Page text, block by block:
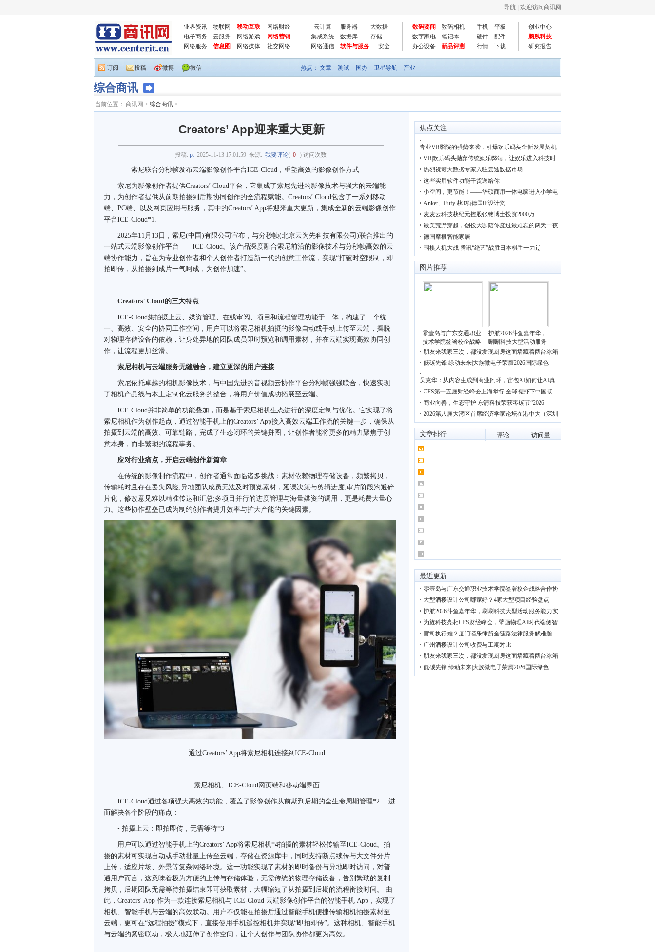
导航 | 欢迎访问商讯网
业界资讯 物联网 移动互联
网络财经
电子商务
云服务 网络游戏
网络营销
网络服务
信息图 网络媒体 社交网络
云计算 服务器
大数据
集成系统
数据库
存储
网络通信
软件与服务 安全
数码要闻 数码相机 手机
平板
数字家电
笔记本 硬件
配件
办公设备
新品评测 行情 下载
创业中心
脑残科技
研究报告
订阅 投稿 微博 微信 热点： 文章 测试 国办 卫星导航 产业
综合商讯
当前位置： 商讯网 > 综合商讯 >
Creators’ App迎来重大更新
投稿: pt 2025-11-13 17:01:59 来源: 我要评论( 0 ) 访问次数
——索尼联合分秒帧发布云端影像创作平台ICE-Cloud，重塑高效的影像创作方式
索尼为影像创作者提供Creators’ Cloud平台，它集成了索尼先进的影像技术与强大的云端能
力，为创作者提供从前期拍摄到后期协同创作的全流程赋能。Creators’ Cloud包含了一系列移动
端、PC端、以及网页应用与服务，其中的Creators’ App将迎来重大更新，集成全新的云端影像创作
平台ICE-Cloud*1.
2025年11月13日，索尼(中国)有限公司宣布，与分秒帧(北京云为先科技有限公司)联合推出的
一站式云端影像创作平台——ICE-Cloud。该产品深度融合索尼前沿的影像技术与分秒帧高效的云
端协作能力，旨在为专业创作者和个人创作者打造新一代的创意工作流，实现“打破时空限制，即
拍即传，从拍摄到成片一气呵成，为创作加速”。
Creators’ Cloud的三大特点
ICE-Cloud集拍摄上云、媒资管理、在线审阅、项目和流程管理功能于一体，构建了一个统
一、高效、安全的协同工作空间，用户可以将索尼相机拍摄的影像自动或手动上传至云端，摆脱
对物理存储设备的依赖，让身处异地的团队成员即时预览和调用素材，并在云端实现高效协同创
作，让流程更加丝滑。
索尼相机与云端服务无缝融合，建立更深的用户连接
索尼依托卓越的相机影像技术，与中国先进的音视频云协作平台分秒帧强强联合，快速实现
了相机产品线与本土定制化云服务的整合，将用户价值成功拓展至云端。
ICE-Cloud并非简单的功能叠加，而是基于索尼相机生态进行的深度定制与优化。它实现了将
索尼相机作为创作起点，通过智能手机上的Creators’ App接入高效云端工作流的关键一步，确保从
拍摄到云端的高效、可靠链路，完成了生态闭环的关键拼图，让创作者能将更多的精力聚焦于创
意本身，而非繁琐的流程事务。
应对行业痛点，开启云端创作新篇章
在传统的影像制作流程中，创作者通常面临诸多挑战：素材依赖物理存储设备，频繁拷贝，
传输耗时且存在丢失风险;异地团队成员无法及时预览素材，延误决策与剪辑进度;审片阶段沟通碎
片化，修改意见难以精准传达和汇总;多项目并行的进度管理与海量媒资的调用，更是耗费大量心
力。这些协作壁垒已成为制约创作者提升效率与扩大产能的关键因素。
通过Creators’ App将索尼相机连接到ICE-Cloud
索尼相机、ICE-Cloud网页端和移动端界面
ICE-Cloud通过各项强大高效的功能，覆盖了影像创作从前期到后期的全生命周期管理*2 ，进
而解决各个阶段的痛点：
• 拍摄上云：即拍即传，无需等待*3
用户可以通过智能手机上的Creators’ App将索尼相机*4拍摄的素材轻松传输至ICE-Cloud。拍
摄的素材可实现自动或手动批量上传至云端，存储在资源库中，同时支持断点续传与大文件分片
上传，适应片场、外景等复杂网络环境。这一功能实现了素材的即时备份与异地即时访问，对普
通用户而言，这意味着极为方便的上传与存储体验，无需传统的物理存储设备，告别繁琐的复制
拷贝，后期团队无需等待拍摄结束即可获取素材，大幅缩短了从拍摄到后期的流程衔接时间。 由
此，Creators' App 作为一款连接索尼相机与 ICE-Cloud 云端影像创作平台的智能手机 App，实现了
相机、智能手机与云端的高效联动。用户不仅能在拍摄后通过智能手机便捷传输相机拍摄素材至
云端，更可在“远程拍摄”模式下，直接使用手机遥控相机并实现“即拍即传”。这种相机、智能手机
与云端的紧密联动，极大地延伸了创作空间，让个人创作与团队协作都更为高效。
焦点关注
专业VR影院的强势来袭，引爆欢乐码头全新发展契机
VR|欢乐码头抛弃传统娱乐弊端，让娱乐进入科技时
热烈祝贺大数据专家入驻云途数据市场
这些实用软件功能干货送给你
小空间，更节能！——华硕商用一体电脑进入小学电
Anker、Eufy 获3项德国iF设计奖
麦麦云科技获纪元控股张铭博士投资2000万
最美荒野穿越，创投大咖陪你度过最难忘的两天一夜
德国摩根智能家居
围棋人机大战 腾讯“绝艺”战胜日本棋手一力辽
图片推荐
零壹岛与广东交通职业
技术学院签署校企战略
护航2026斗鱼嘉年华，
唰唰科技大型活动服务
朋友来我家三次，都没发现厨房这面墙藏着两台冰箱
低碳先锋 绿动未来|大族微电子荣膺2026国际绿色
吴克华：从内容生成到商业闭环，宙包AI如何让AI真
CFS第十五届财经峰会上海举行 全球视野下中国韧
商业向善，生态守护 东箭科技荣获零碳节“2026
2026第八届大湾区首席经济学家论坛在港中大（深圳
文章排行 评论 访问量
最近更新
零壹岛与广东交通职业技术学院签署校企战略合作协
大型酒楼设计公司哪家好？4家大型项目经验盘点
护航2026斗鱼嘉年华，唰唰科技大型活动服务能力实
为旌科技亮相CFS财经峰会，擘画物理AI时代端侧智
官司执行难？厦门谨乐律所全链路法律服务解难题
广州酒楼设计公司收费与工期对比
朋友来我家三次，都没发现厨房这面墙藏着两台冰箱
低碳先锋 绿动未来|大族微电子荣膺2026国际绿色